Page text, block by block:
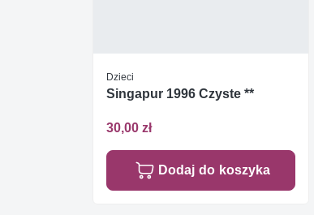
Dzieci
Singapur 1996 Czyste **
30,00 zł
Dodaj do koszyka